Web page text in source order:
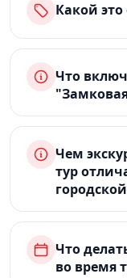
Какой
Что
Чем
тур
Что
во время